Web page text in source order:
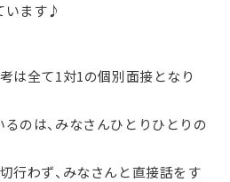
います♪
は全て1対1の個別面接となり
のは、みなさんひとりひとりの
行わず、みなさんと直接話をす